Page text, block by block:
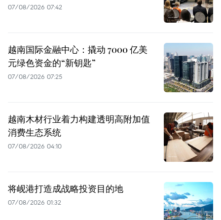
07/08/2026 07:42
越南国际金融中心：撬动 7000 亿美
元绿色资金的“新钥匙”
07/08/2026 07:25
越南木材行业着力构建透明高附加值
消费生态系统
07/08/2026 04:10
将岘港打造成战略投资目的地
07/08/2026 01:32